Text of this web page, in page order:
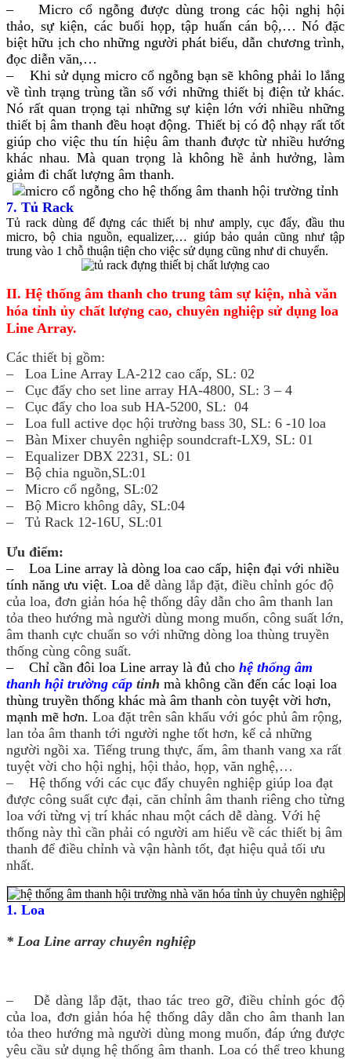
– Micro cổ ngỗng được dùng trong các hội nghị hội
thảo, sự kiện, các buổi họp, tập huấn cán bộ,… Nó đặc
biệt hữu ịch cho những người phát biểu, dẫn chương trình,
đọc diễn văn,…
– Khi sử dụng micro cổ ngỗng bạn sẽ không phải lo lắng
về tình trạng trùng tần số với những thiết bị điện tử khác.
Nó rất quan trọng tại những sự kiện lớn với nhiều những
thiết bị âm thanh đều hoạt động. Thiết bị có độ nhạy rất tốt
giúp cho việc thu tín hiệu âm thanh được từ nhiều hướng
khác nhau. Mà quan trọng là không hề ảnh hưởng, làm
giảm đi chất lượng âm thanh.
7. Tủ Rack
Tủ rack dùng để đựng các thiết bị như amply, cục đẩy, đầu thu
micro, bộ chia nguồn, equalizer,… giúp bảo quản cũng như tập
trung vào 1 chỗ thuận tiện cho việc sử dụng cũng như di chuyển.
II. Hệ thống âm thanh cho trung tâm sự kiện, nhà văn
hóa tỉnh ủy chất lượng cao, chuyên nghiệp sử dụng loa
Line Array.
Các thiết bị gồm:
– Loa Line Array LA-212 cao cấp, SL: 02
– Cục đẩy cho set line array HA-4800, SL: 3 – 4
– Cục đẩy cho loa sub HA-5200, SL: 04
– Loa full active dọc hội trường bass 30, SL: 6 -10 loa
– Bàn Mixer chuyên nghiệp soundcraft-LX9, SL: 01
– Equalizer DBX 2231, SL: 01
– Bộ chia nguồn,SL:01
– Micro cổ ngỗng, SL:02
– Bộ Micro không dây, SL:04
– Tủ Rack 12-16U, SL:01
Ưu điểm:
– Loa Line array là dòng loa cao cấp, hiện đại với nhiều
tính năng ưu việt. Loa dễ dàng lắp đặt, điều chỉnh góc độ
của loa, đơn giản hóa hệ thống dây dẫn cho âm thanh lan
tỏa theo hướng mà người dùng mong muốn, công suất lớn,
âm thanh cực chuẩn so với những dòng loa thùng truyền
thống cùng công suất.
– Chỉ cần đôi loa Line array là đủ cho hệ thống âm
thanh hội trường cấp tỉnh mà không cần đến các loại loa
thùng truyền thống khác mà âm thanh còn tuyệt vời hơn,
mạnh mẽ hơn. Loa đặt trên sân khấu với góc phủ âm rộng,
lan tỏa âm thanh tới người nghe tốt hơn, kể cả những
người ngồi xa. Tiếng trung thực, ấm, âm thanh vang xa rất
tuyệt vời cho hội nghị, hội thảo, họp, văn nghệ,…
– Hệ thống với các cục đẩy chuyên nghiệp giúp loa đạt
được công suất cực đại, căn chỉnh âm thanh riêng cho từng
loa với từng vị trí khác nhau một cách dễ dàng. Với hệ
thống này thì cần phải có người am hiểu về các thiết bị âm
thanh để điều chỉnh và vận hành tốt, đạt hiệu quả tối ưu
nhất.
1. Loa
* Loa Line array chuyên nghiệp
– Dễ dàng lắp đặt, thao tác treo gỡ, điều chỉnh góc độ
của loa, đơn giản hóa hệ thống dây dẫn cho âm thanh lan
tỏa theo hướng mà người dùng mong muốn, đáp ứng được
yêu cầu sử dụng hệ thống âm thanh. Loa có thể treo khung